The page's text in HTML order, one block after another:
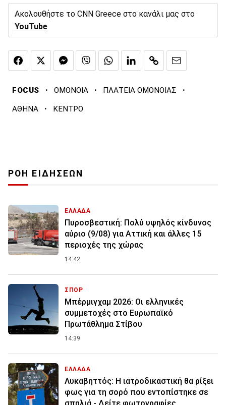
Ακολουθήστε το CNN Greece στο κανάλι μας στο
YouTube
FOCUS · ΟΜΟΝΟΙΑ · ΠΛΑΤΕΙΑ ΟΜΟΝΟΙΑΣ ·
ΑΘΗΝΑ · ΚΕΝΤΡΟ
ΡΟΗ ΕΙΔΗΣΕΩΝ
ΕΛΛΑΔΑ
Πυροσβεστική: Πολύ υψηλός κίνδυνος
αύριο (9/08) για Αττική και άλλες 15
περιοχές της χώρας
14:42
ΣΠΟΡ
Μπέρμιγχαμ 2026: Οι ελληνικές
συμμετοχές στο Ευρωπαϊκό
Πρωτάθλημα Στίβου
14:39
ΕΛΛΑΔΑ
Λυκαβηττός: Η ιατροδικαστική θα ρίξει
φως για τη σορό που εντοπίστηκε σε